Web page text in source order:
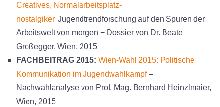
Creatives, Normalarbeitsplatz­
nostalgiker. Jugendtrendforschung auf den Spuren der
Arbeitswelt von morgen − Dossier von Dr. Beate
Großegger, Wien, 2015
FACHBEITRAG 2015: Wien-Wahl 2015: Politische
Kommunikation im Jugendwahlkampf–
Nachwahlanalyse von Prof. Mag. Bernhard Heinzlmaier,
Wien, 2015